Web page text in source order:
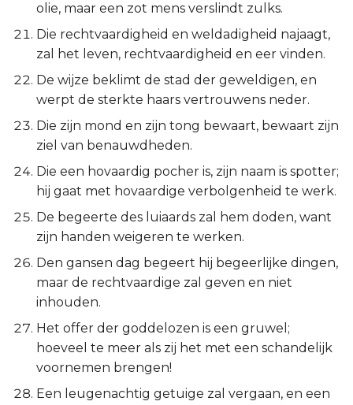
olie, maar een zot mens verslindt zulks.
Die rechtvaardigheid en weldadigheid najaagt,
zal het leven, rechtvaardigheid en eer vinden.
De wijze beklimt de stad der geweldigen, en
werpt de sterkte haars vertrouwens neder.
Die zijn mond en zijn tong bewaart, bewaart zijn
ziel van benauwdheden.
Die een hovaardig pocher is, zijn naam is spotter;
hij gaat met hovaardige verbolgenheid te werk.
De begeerte des luiaards zal hem doden, want
zijn handen weigeren te werken.
Den gansen dag begeert hij begeerlijke dingen,
maar de rechtvaardige zal geven en niet
inhouden.
Het offer der goddelozen is een gruwel;
hoeveel te meer als zij het met een schandelijk
voornemen brengen!
Een leugenachtig getuige zal vergaan, en een